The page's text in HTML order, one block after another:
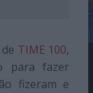
TIME 100,
para fazer
fizeram e